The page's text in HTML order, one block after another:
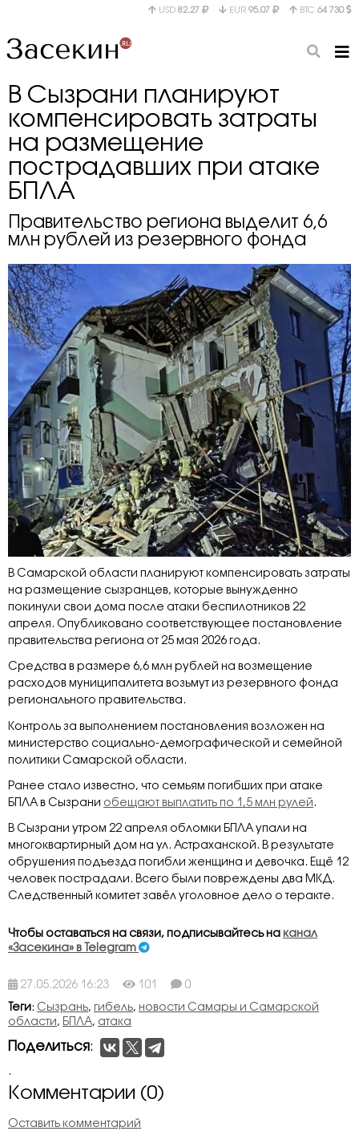
USD 82.27 EUR 95.07 BTC 64 730
В Сызрани планируют
компенсировать затраты
на размещение
пострадавших при атаке
БПЛА
Правительство региона выделит 6,6
млн рублей из резервного фонда
В Самарской области планируют компенсировать затраты
на размещение сызранцев, которые вынужденно
покинули свои дома после атаки беспилотников 22
апреля. Опубликовано соответствующее постановление
правительства региона от 25 мая 2026 года.
Средства в размере 6,6 млн рублей на возмещение
расходов муниципалитета возьмут из резервного фонда
регионального правительства.
Контроль за выполнением постановления возложен на
министерство социально-демографической и семейной
политики Самарской области.
Ранее стало известно, что семьям погибших при атаке
БПЛА в Сызрани обещают выплатить по 1,5 млн рулей.
В Сызрани утром 22 апреля обломки БПЛА упали на
многоквартирный дом на ул. Астраханской. В результате
обрушения подъезда погибли женщина и девочка. Ещё 12
человек пострадали. Всего были повреждены два МКД.
Следственный комитет завёл уголовное дело о теракте.
Чтобы оставаться на связи, подписывайтесь на канал
«Засекина» в Telegram
27.05.2026 16:23 101 0
Теги: Сызрань, гибель, новости Самары и Самарской
области, БПЛА, атака
Поделиться :
.
Комментарии (0)
Оставить комментарий